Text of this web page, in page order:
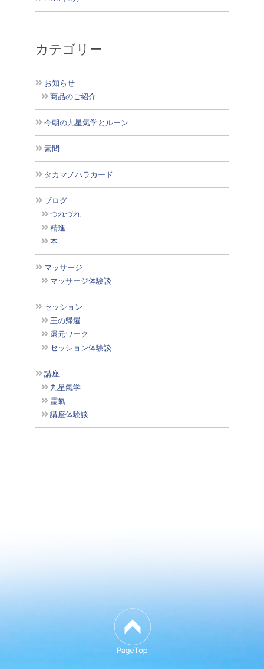
カテゴリー
お知らせ
商品のご紹介
今朝の九星氣学とルーン
素問
タカマノハラカード
ブログ
つれづれ
精進
本
マッサージ
マッサージ体験談
セッション
王の帰還
還元ワーク
セッション体験談
講座
九星氣学
霊氣
講座体験談